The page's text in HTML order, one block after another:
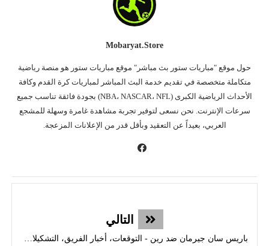
Mobaryat.store
حول موقع "مباريات ستور بث مباشر" موقع مباريات ستور هو منصة رياضية
متكاملة متخصصة في تقديم خدمة البث المباشر لمباريات كرة القدم وكافة
الأحداث الرياضية الكبرى (NBA، NASCAR، NFL) بجودة فائقة تناسب جميع
سرعات الإنترنت. نحن نسعى لتوفير تجربة مشاهدة غامرة وسهلة للمشجع
العربي، بعيداً عن التعقيد وبأقل قدر من الإعلانات المزعجة.
التالي
باريس سان جيرمان ضد رين - التوقعات، أخبار الفريق، التشكيلات | الدوري الفرنسي